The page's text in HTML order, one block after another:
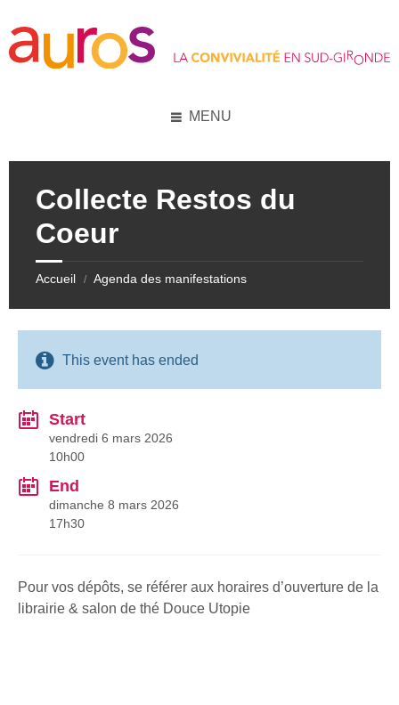
content
left
sidebar
right
sidebar
footer
MENU
Collecte Restos du
Coeur
Accueil / Agenda des manifestations
This event has ended
Start
vendredi 6 mars 2026
10h00
End
dimanche 8 mars 2026
17h30
Pour vos dépôts, se référer aux horaires d’ouverture de la
librairie & salon de thé Douce Utopie